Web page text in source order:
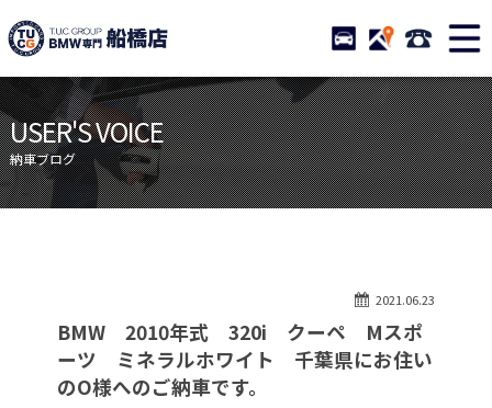
TUCグループ BMW専門 船
STOCK ACCESS 047-
ニュース
在庫リスト
目玉車両一覧
店舗紹介
保証＆サービス
アクセスマップ
自動車保険
TUCとは？
リクルート
納車blog
USER'S VOICE
納車ブログ
2021.06.23
BMW 2010年式 320i クーペ Mスポ
ーツ ミネラルホワイト 千葉県にお住い
のO様へのご納車です。